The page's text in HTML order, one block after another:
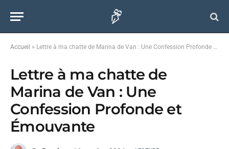
Accueil » Lettre à ma chatte de Marina de Van : Une Confession Profonde et Émouvante
Lettre à ma chatte de
Marina de Van : Une
Confession Profonde et
Émouvante